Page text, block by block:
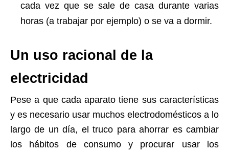
cada vez que se sale de casa durante varias
horas (a trabajar por ejemplo) o se va a dormir.
Un uso racional de la
electricidad
Pese a que cada aparato tiene sus características
y es necesario usar muchos electrodomésticos a lo
largo de un día, el truco para ahorrar es cambiar
los hábitos de consumo y procurar usar los